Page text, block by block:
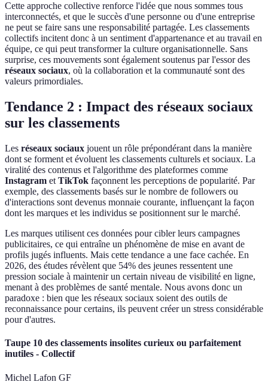
Cette approche collective renforce l'idée que nous sommes tous
interconnectés, et que le succès d'une personne ou d'une entreprise
ne peut se faire sans une responsabilité partagée. Les classements
collectifs incitent donc à un sentiment d'appartenance et au travail en
équipe, ce qui peut transformer la culture organisationnelle. Sans
surprise, ces mouvements sont également soutenus par l'essor des
réseaux sociaux, où la collaboration et la communauté sont des
valeurs primordiales.
Tendance 2 : Impact des réseaux sociaux
sur les classements
Les réseaux sociaux jouent un rôle prépondérant dans la manière
dont se forment et évoluent les classements culturels et sociaux. La
viralité des contenus et l'algorithme des plateformes comme
Instagram et TikTok façonnent les perceptions de popularité. Par
exemple, des classements basés sur le nombre de followers ou
d'interactions sont devenus monnaie courante, influençant la façon
dont les marques et les individus se positionnent sur le marché.
Les marques utilisent ces données pour cibler leurs campagnes
publicitaires, ce qui entraîne un phénomène de mise en avant de
profils jugés influents. Mais cette tendance a une face cachée. En
2026, des études révèlent que 54% des jeunes ressentent une
pression sociale à maintenir un certain niveau de visibilité en ligne,
menant à des problèmes de santé mentale. Nous avons donc un
paradoxe : bien que les réseaux sociaux soient des outils de
reconnaissance pour certains, ils peuvent créer un stress considérable
pour d'autres.
Taupe 10 des classements insolites curieux ou parfaitement
inutiles - Collectif
Michel Lafon GF